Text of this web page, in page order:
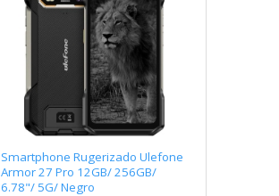
Smartphone Rugerizado Ulefone
Armor 27 Pro 12GB/ 256GB/
6.78"/ 5G/ Negro